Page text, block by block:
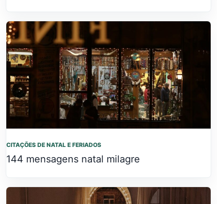
CITAÇÕES DE NATAL E FERIADOS
144 mensagens natal milagre